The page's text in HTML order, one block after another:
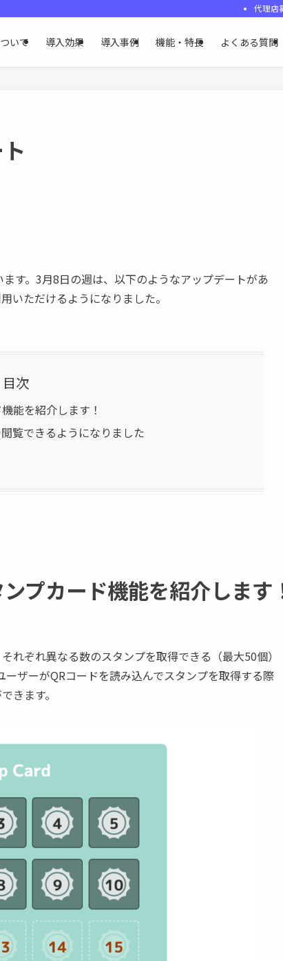
代理店
いて 導入効果 導入事例 機能・特長 よくある質問
す。3月8日の週は、以下のようなアップデートがあ
いただけるようになりました。
目次
能を紹介します！
覧できるようになりました
プカード機能を紹介します
れぞれ異なる数のスタンプを取得できる（最大50個）
ザーがQRコードを読み込んでスタンプを取得する際
きます。